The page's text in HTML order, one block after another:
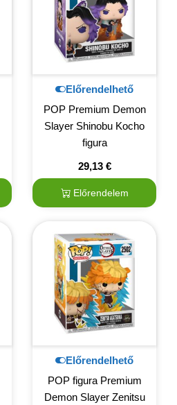
Előrendelhető
POP Premium Demon
Slayer Shinobu Kocho
figura
29,13 €
Előrendelem
Előrendelhető
POP figura Premium
Demon Slayer Zenitsu